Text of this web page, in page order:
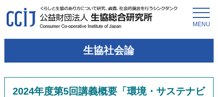
MENU
生協社会論
2024年度第5回講義概要「環境・サステナビ